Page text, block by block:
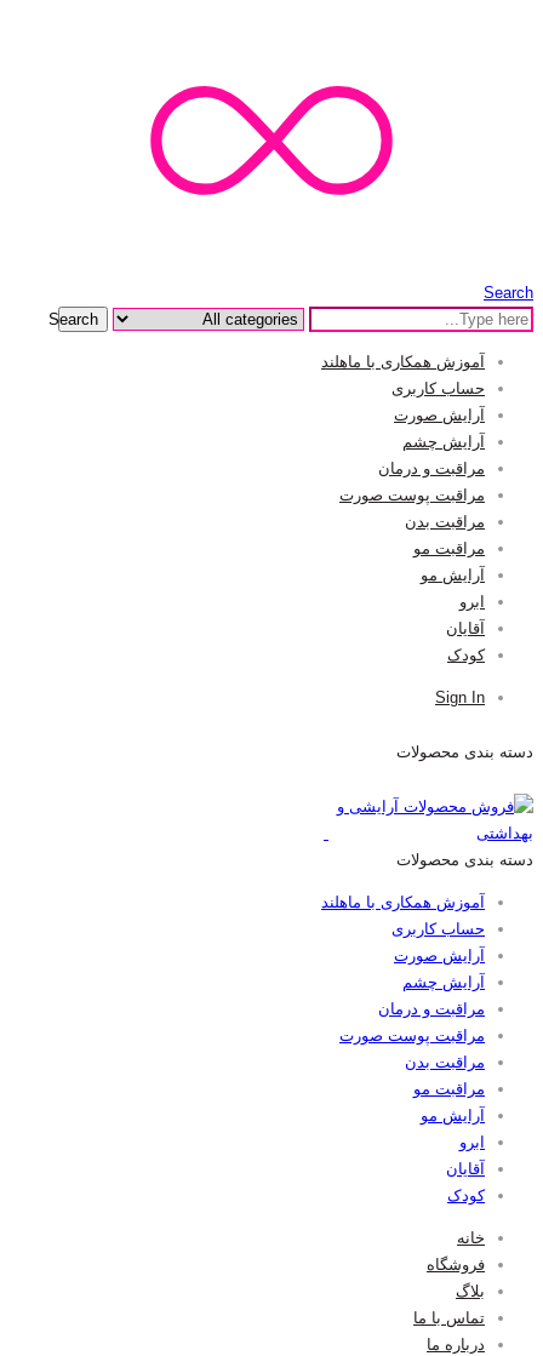
Search
Search
آموزش همکاری با ماهلند
حساب کاربری
آرایش صورت
آرایش چشم
مراقبت و درمان
مراقبت پوست صورت
مراقبت بدن
مراقبت مو
آرایش مو
ابرو
آقایان
کودک
Sign In
دسته بندی محصولات
دسته بندی محصولات
آموزش همکاری با ماهلند
حساب کاربری
آرایش صورت
آرایش چشم
مراقبت و درمان
مراقبت پوست صورت
مراقبت بدن
مراقبت مو
آرایش مو
ابرو
آقایان
کودک
خانه
فروشگاه
بلاگ
تماس با ما
درباره ما